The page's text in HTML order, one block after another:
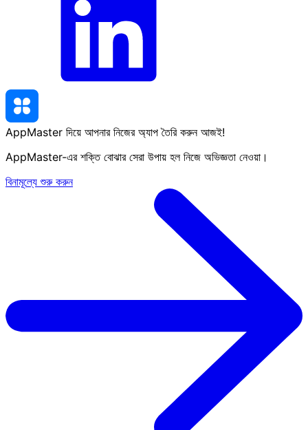
AppMaster দিয়ে আপনার নিজের অ্যাপ তৈরি করুন আজই!
AppMaster-এর শক্তি বোঝার সেরা উপায় হল নিজে অভিজ্ঞতা নেওয়া।
বিনামূল্যে শুরু করুন